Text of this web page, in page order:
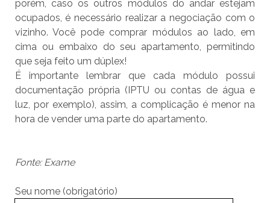
porém, caso os outros módulos do andar estejam
ocupados, é necessário realizar a negociação com o
vizinho. Você pode comprar módulos ao lado, em
cima ou embaixo do seu apartamento, permitindo
que seja feito um dúplex!
É importante lembrar que cada módulo possui
documentação própria (IPTU ou contas de água e
luz, por exemplo), assim, a complicação é menor na
hora de vender uma parte do apartamento.
Fonte: Exame
Seu nome (obrigatório)